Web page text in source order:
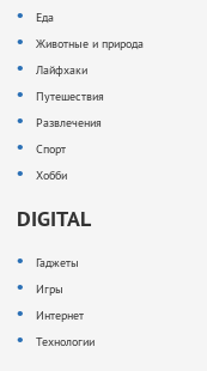
Еда
Животные и природа
Лайфхаки
Путешествия
Развлечения
Спорт
Хобби
DIGITAL
Гаджеты
Игры
Интернет
Технологии